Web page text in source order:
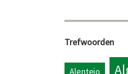
Trefwoorden
Alentejo